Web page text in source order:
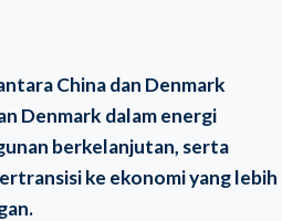
China dan Denmark
Denmark dalam energi
berkelanjutan, serta
ke ekonomi yang lebih